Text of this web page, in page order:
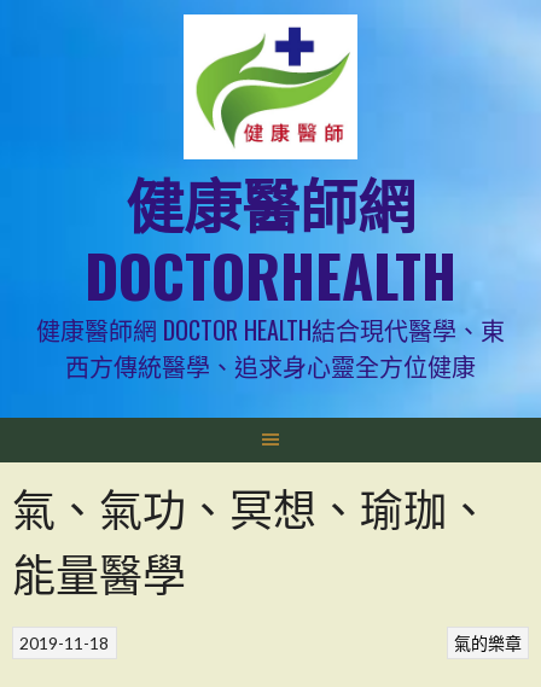
健康醫師網
DOCTORHEALTH
健康醫師網 DOCTOR HEALTH結合現代醫學、東
西方傳統醫學、追求身心靈全方位健康
氣、氣功、冥想、瑜珈、
能量醫學
氣的樂章
2019-11-18